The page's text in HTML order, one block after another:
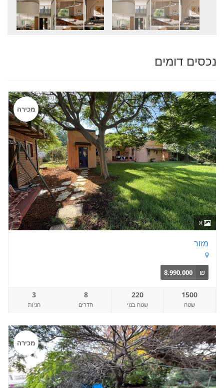
נכסים דומים
8
מכירה
מזור
₪
8,990,000
1500
שטח
220
שטח בנוי
8
חדרים
3
חניות
מכירה